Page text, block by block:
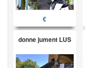
€
donne jument LUS